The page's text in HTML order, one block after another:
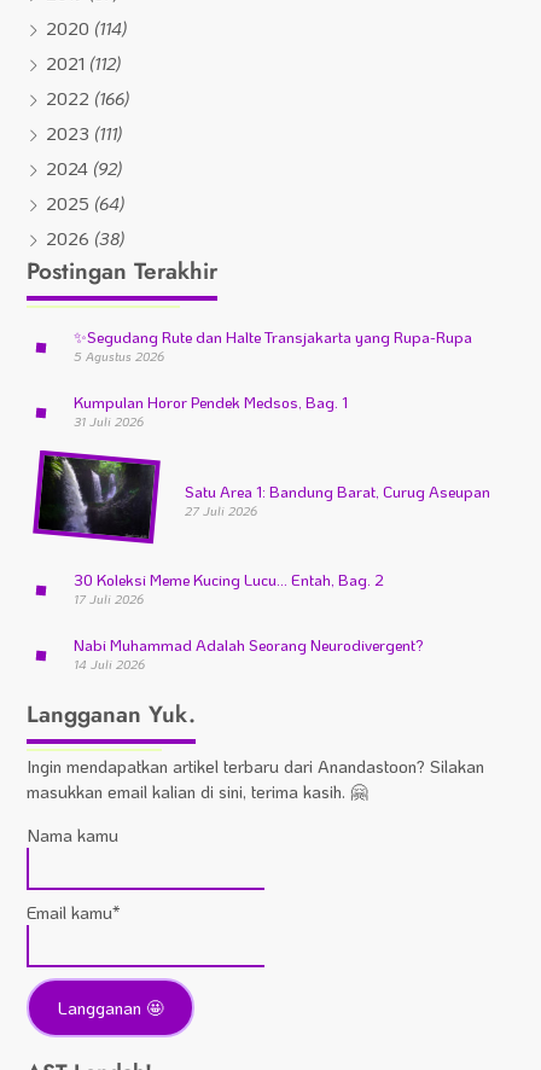
2020 (114)
2021 (112)
2022 (166)
2023 (111)
2024 (92)
2025 (64)
2026 (38)
Postingan Terakhir
✨Segudang Rute dan Halte Transjakarta yang Rupa-Rupa
5 Agustus 2026
Kumpulan Horor Pendek Medsos, Bag. 1
31 Juli 2026
Satu Area 1: Bandung Barat, Curug Aseupan
27 Juli 2026
30 Koleksi Meme Kucing Lucu… Entah, Bag. 2
17 Juli 2026
Nabi Muhammad Adalah Seorang Neurodivergent?
14 Juli 2026
Langganan Yuk.
Ingin mendapatkan artikel terbaru dari Anandastoon? Silakan
masukkan email kalian di sini, terima kasih. 🤗
Nama kamu
Email kamu*